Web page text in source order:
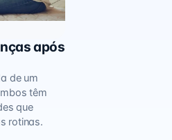
após
de um
têm
que
rotinas.